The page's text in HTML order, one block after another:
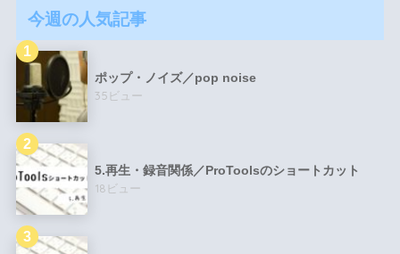
今週の人気記事
ポップ・ノイズ／pop noise
35ビュー
5.再生・録音関係／ProToolsのショートカット
18ビュー